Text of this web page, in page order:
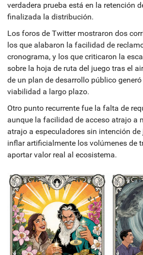
verdadera prueba está en la retención
finalizada la distribución.
Los foros de Twitter mostraron dos
los que alabaron la facilidad de
cronograma, y los que criticaron la
sobre la hoja de ruta del juego tras el
de un plan de desarrollo público
viabilidad a largo plazo.
Otro punto recurrente fue la falta de
aunque la facilidad de acceso atrajo a
atrajo a especuladores sin intención de
inflar artificialmente los volúmenes de
aportar valor real al ecosistema.